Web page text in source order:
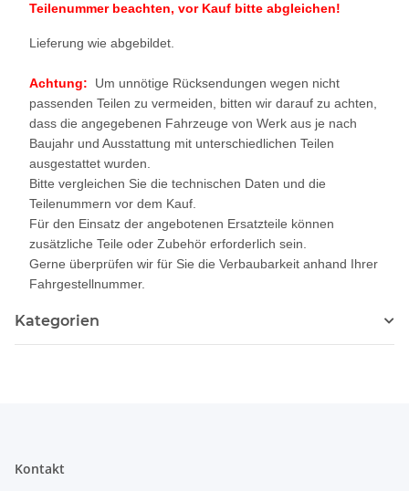
Teilenummer beachten, vor Kauf bitte abgleichen!
Lieferung wie abgebildet.
Achtung: Um unnötige Rücksendungen wegen nicht
passenden Teilen zu vermeiden, bitten wir darauf zu achten,
dass die angegebenen Fahrzeuge von Werk aus je nach
Baujahr und Ausstattung mit unterschiedlichen Teilen
ausgestattet wurden.
Bitte vergleichen Sie die technischen Daten und die
Teilenummern vor dem Kauf.
Für den Einsatz der angebotenen Ersatzteile können
zusätzliche Teile oder Zubehör erforderlich sein.
Gerne überprüfen wir für Sie die Verbaubarkeit anhand Ihrer
Fahrgestellnummer.
Kategorien
Kontakt